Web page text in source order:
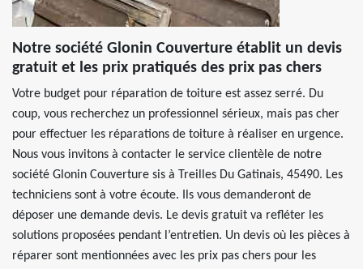
Notre société Glonin Couverture établit un devis
gratuit et les prix pratiqués des prix pas chers
Votre budget pour réparation de toiture est assez serré. Du
coup, vous recherchez un professionnel sérieux, mais pas cher
pour effectuer les réparations de toiture à réaliser en urgence.
Nous vous invitons à contacter le service clientèle de notre
société Glonin Couverture sis à Treilles Du Gatinais, 45490. Les
techniciens sont à votre écoute. Ils vous demanderont de
déposer une demande devis. Le devis gratuit va refléter les
solutions proposées pendant l’entretien. Un devis où les pièces à
réparer sont mentionnées avec les prix pas chers pour les